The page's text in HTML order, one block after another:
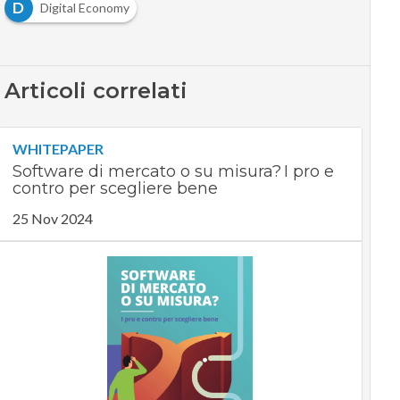
D Digital Economy
Articoli correlati
WHITEPAPER
Software di mercato o su misura? I pro e
contro per scegliere bene
25 Nov 2024